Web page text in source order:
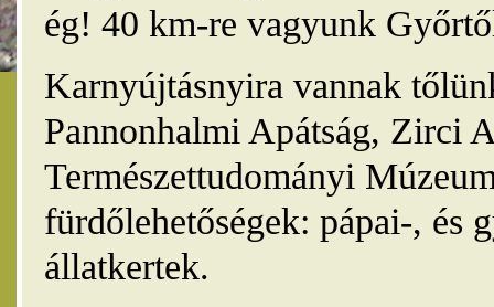
ég! 40 km-re vagyunk
Karnyújtásnyira vannak
Pannonhalmi Apátság, Zirci
Természettudományi
fürdőlehetőségek: pápai-, és
állatkertek.